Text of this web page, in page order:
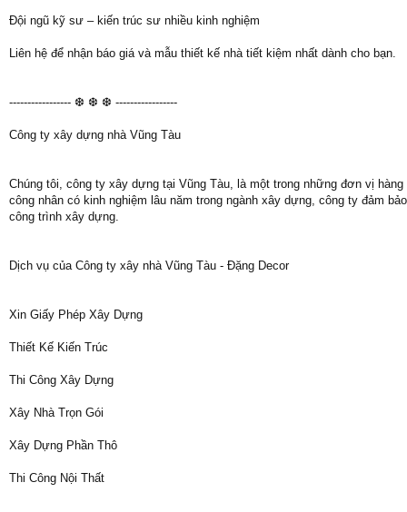
Đội ngũ kỹ sư – kiến trúc sư nhiều kinh nghiệm
Liên hệ để nhận báo giá và mẫu thiết kế nhà tiết kiệm nhất dành cho bạn.
----------------- ❆ ❆ ❆ -----------------
Công ty xây dựng nhà Vũng Tàu
Chúng tôi, công ty xây dựng tại Vũng Tàu, là một trong những đơn vị
công nhân có kinh nghiệm lâu năm trong ngành xây dựng, công ty đảm
công trình xây dựng.
Dịch vụ của Công ty xây nhà Vũng Tàu - Đặng Decor
Xin Giấy Phép Xây Dựng
Thiết Kế Kiến Trúc
Thi Công Xây Dựng
Xây Nhà Trọn Gói
Xây Dựng Phần Thô
Thi Công Nội Thất